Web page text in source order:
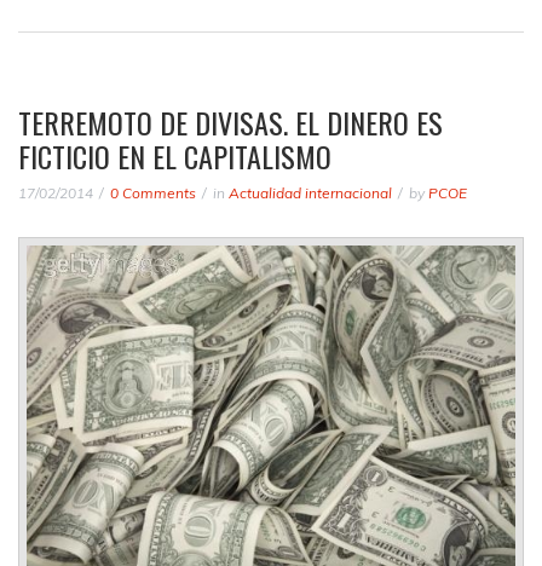
TERREMOTO DE DIVISAS. EL DINERO ES
FICTICIO EN EL CAPITALISMO
17/02/2014 0 Comments in Actualidad internacional by PCOE